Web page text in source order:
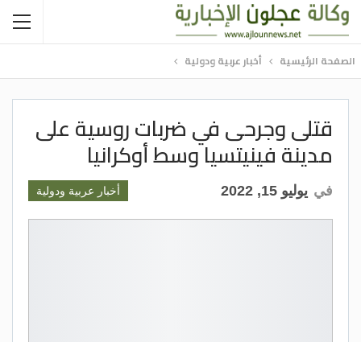
الصفحة الرئيسية أخبار عربية ودولية
قتلى وجرحى في ضربات روسية على
مدينة فينيتسيا وسط أوكرانيا
أخبار عربية ودولية في يوليو 15, 2022